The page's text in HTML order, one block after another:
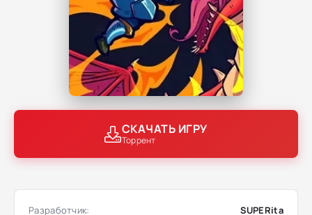
СКАЧАТЬ ИГРУ
Торрент
Разработчик:
SUPERita